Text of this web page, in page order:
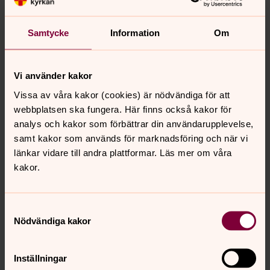
Samtycke Information Om
Vi använder kakor
Vissa av våra kakor (cookies) är nödvändiga för att
webbplatsen ska fungera. Här finns också kakor för
analys och kakor som förbättrar din användarupplevelse,
samt kakor som används för marknadsföring och när vi
länkar vidare till andra plattformar. Läs mer om våra
kakor.
Nödvändiga kakor
Inställningar